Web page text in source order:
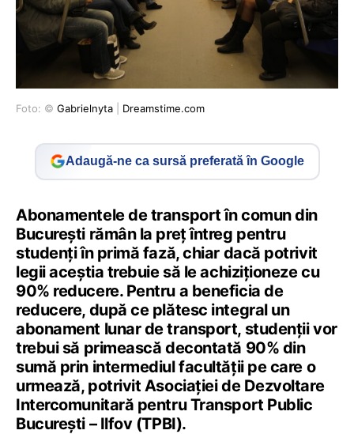
Foto: © Gabrielnyta Dreamstime.com
Adaugă-ne ca sursă preferată în Google
Abonamentele de transport în comun din
București rămân la preț întreg pentru
studenți în primă fază, chiar dacă potrivit
legii aceștia trebuie să le achiziționeze cu
90% reducere. Pentru a beneficia de
reducere, după ce plătesc integral un
abonament lunar de transport, studenții vor
trebui să primească decontată 90% din
sumă prin intermediul facultății pe care o
urmează, potrivit Asociației de Dezvoltare
Intercomunitară pentru Transport Public
București – Ilfov (TPBI).